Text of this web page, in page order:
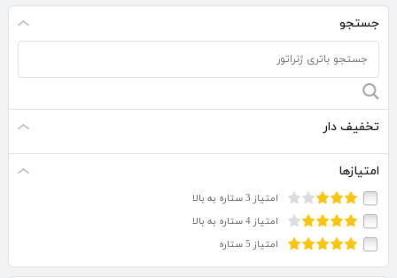
جستجو
تخفیف دار
امتیازها
امتیاز 3 ستاره به بالا
امتیاز 4 ستاره به بالا
امتیاز 5 ستاره